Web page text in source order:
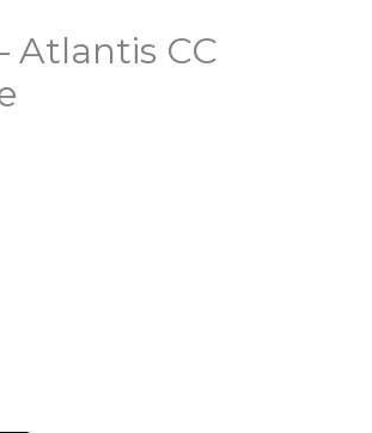
Atlantis CC